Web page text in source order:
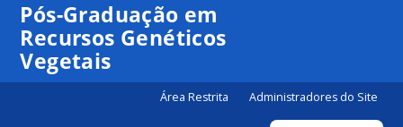
Pós-Graduação em
Recursos Genéticos
Vegetais
Área Restrita Administradores do Site